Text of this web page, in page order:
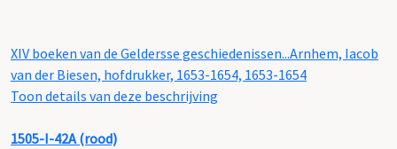
XIV boeken van de Geldersse geschiedenissen...Arnhem, Iacob
van der Biesen, hofdrukker, 1653-1654, 1653-1654
Toon details van deze beschrijving
1505-I-42A (rood)